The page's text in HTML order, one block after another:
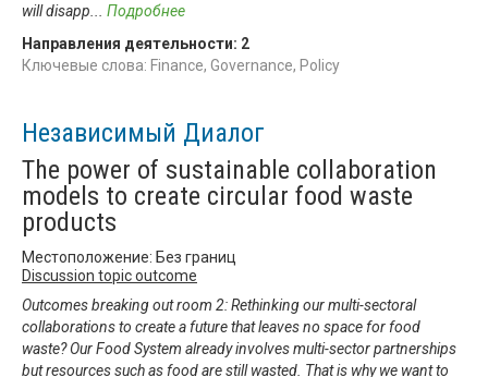
will disapp
Подробнее
Направления деятельности: 2
Ключевые слова: Finance, Governance, Policy
Независимый Диалог
The power of sustainable collaboration
models to create circular food waste
products
Местоположение: Без границ
Discussion topic outcome
Outcomes breaking out room 2: Rethinking our multi-sectoral
collaborations to create a future that leaves no space for food
waste? Our Food System already involves multi-sector partnerships
but resources such as food are still wasted. That is why we want to